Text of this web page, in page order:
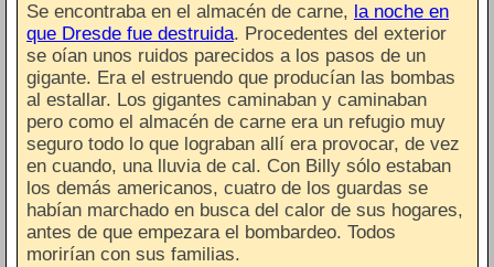
Se encontraba en el almacén de carne, la noche en
que Dresde fue destruida. Procedentes del exterior
se oían unos ruidos parecidos a los pasos de un
gigante. Era el estruendo que producían las bombas
al estallar. Los gigantes caminaban y caminaban
pero como el almacén de carne era un refugio muy
seguro todo lo que lograban allí era provocar, de vez
en cuando, una lluvia de cal. Con Billy sólo estaban
los demás americanos, cuatro de los guardas se
habían marchado en busca del calor de sus hogares,
antes de que empezara el bombardeo. Todos
morirían con sus familias.